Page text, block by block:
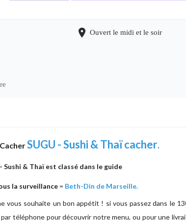
Ouvert le midi et le soir
SUGU - Sushi & Thaï cacher.
Sushi & Thaï est classé dans le guide
la surveillance = Beth-Din de Marseille.
vous souhaite un bon appétit ! si vous passez dans le
téléphone pour découvrir notre menu, ou pour une